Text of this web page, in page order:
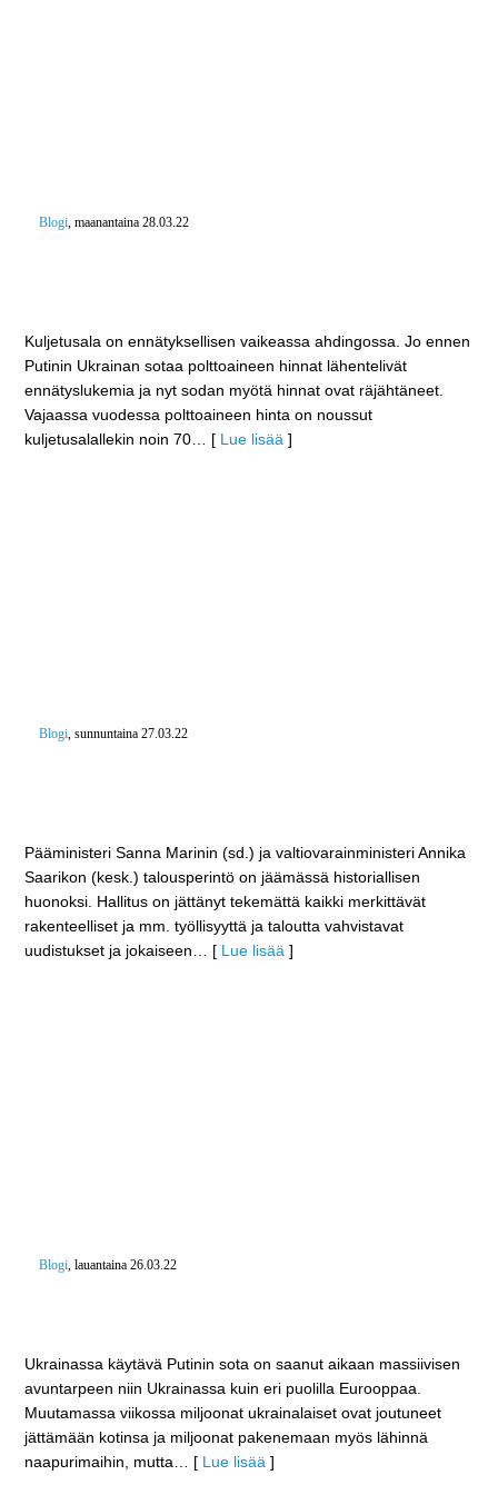
Blogi, maanantaina 28.03.22
Kuljetusala on ennätyksellisen vaikeassa ahdingossa. Jo ennen
Putinin Ukrainan sotaa polttoaineen hinnat lähentelivät
ennätyslukemia ja nyt sodan myötä hinnat ovat räjähtäneet.
Vajaassa vuodessa polttoaineen hinta on noussut
kuljetusalallekin noin 70 … [ Lue lisää ]
Blogi, sunnuntaina 27.03.22
Pääministeri Sanna Marinin (sd.) ja valtiovarainministeri Annika
Saarikon (kesk.) talousperintö on jäämässä historiallisen
huonoksi. Hallitus on jättänyt tekemättä kaikki merkittävät
rakenteelliset ja mm. työllisyyttä ja taloutta vahvistavat
uudistukset ja jokaiseen … [ Lue lisää ]
Blogi, lauantaina 26.03.22
Ukrainassa käytävä Putinin sota on saanut aikaan massiivisen
avuntarpeen niin Ukrainassa kuin eri puolilla Eurooppaa.
Muutamassa viikossa miljoonat ukrainalaiset ovat joutuneet
jättämään kotinsa ja miljoonat pakenemaan myös lähinnä
naapurimaihin, mutta … [ Lue lisää ]